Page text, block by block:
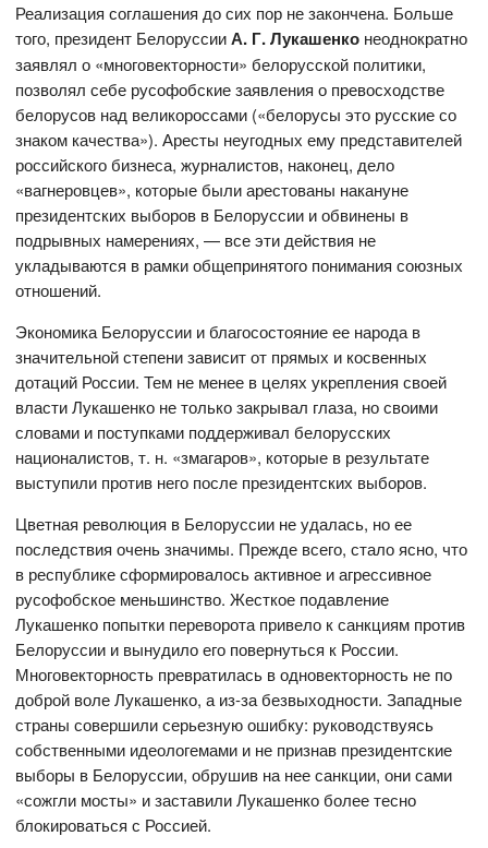
Реализация соглашения до сих пор не закончена. Больше
того, президент БелоруссииА. Г. Лукашенко неоднократно
заявлял о «многовекторности» белорусской политики,
позволял себе русофобские заявления о превосходстве
белорусов над великороссами («белорусы это русские со
знаком качества»). Аресты неугодных ему представителей
российского бизнеса, журналистов, наконец, дело
«вагнеровцев», которые были арестованы накануне
президентских выборов в Белоруссии и обвинены в
подрывных намерениях, — все эти действия не
укладываются в рамки общепринятого понимания союзных
отношений.
Экономика Белоруссии и благосостояние ее народа в
значительной степени зависит от прямых и косвенных
дотаций России. Тем не менее в целях укрепления своей
власти Лукашенко не только закрывал глаза, но своими
словами и поступками поддерживал белорусских
националистов, т. н. «змагаров», которые в результате
выступили против него после президентских выборов.
Цветная революция в Белоруссии не удалась, но ее
последствия очень значимы. Прежде всего, стало ясно, что
в республике сформировалось активное и агрессивное
русофобское меньшинство. Жесткое подавление
Лукашенко попытки переворота привело к санкциям против
Белоруссии и вынудило его повернуться к России.
Многовекторность превратилась в одновекторность не по
доброй воле Лукашенко, а из-за безвыходности. Западные
страны совершили серьезную ошибку: руководствуясь
собственными идеологемами и не признав президентские
выборы в Белоруссии, обрушив на нее санкции, они сами
«сожгли мосты» и заставили Лукашенко более тесно
блокироваться с Россией.